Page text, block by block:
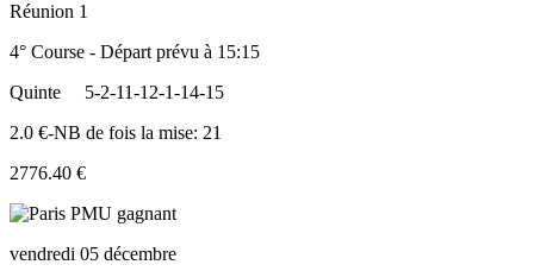
Réunion 1
4° Course - Départ prévu à 15:15
Quinte
5-2-11-12-1-14-15
2.0 €-NB de fois la mise: 21
2776.40 €
vendredi 05 décembre